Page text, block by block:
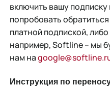
включить вашу
попробовать
платной подпиской,
например, Softline – мы
нам на
Инструкция по